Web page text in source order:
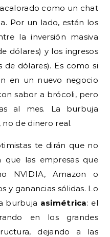
como un chat
Por un lado, están los
la inversión masiva
dólares) y los ingresos
de dólares). Es como si
en un nuevo negocio
sabor a brócoli, pero
al mes. La burbuja
de dinero real.
te dirán que no
que las empresas que
NVIDIA, Amazon o
y ganancias sólidas. Lo
burbuja asimétrica: el
en los grandes
dejando a las